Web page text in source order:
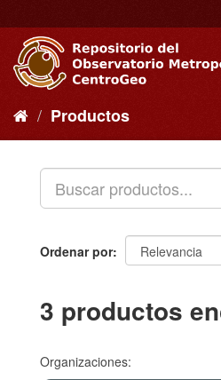
al
contenido
Productos
Ordenar por
3 productos
Organizaciones: